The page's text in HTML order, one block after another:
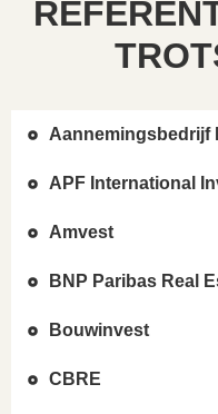
Aannemingsbedrijf
APF International
Amvest
BNP Paribas Real
Bouwinvest
CBRE